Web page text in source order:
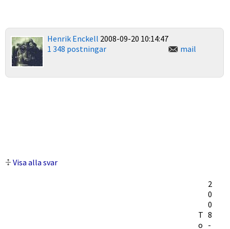
Henrik Enckell 2008-09-20 10:14:47
1 348 postningar
mail
Visa alla svar
T
o
2
0
0
8
-